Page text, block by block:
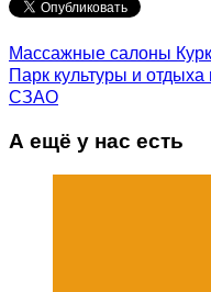
Массажные салоны
Парк культуры и
СЗАО
А ещё у нас есть